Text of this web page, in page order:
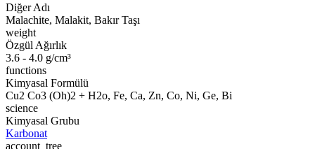
Diğer Adı
Malachite, Malakit, Bakır Taşı
weight
Özgül Ağırlık
3.6 - 4.0 g/cm³
functions
Kimyasal Formülü
Cu2 Co3 (Oh)2 + H2o, Fe, Ca, Zn, Co, Ni, Ge, Bi
science
Kimyasal Grubu
Karbonat
account_tree